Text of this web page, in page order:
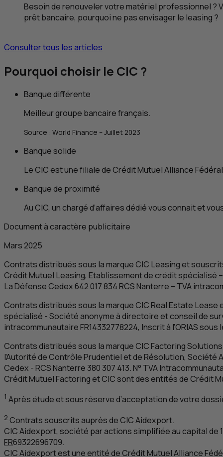
Besoin de renouveler votre matériel professionnel ?
prêt bancaire, pourquoi ne pas envisager le leasing ?
Consulter tous les articles
Pourquoi choisir le CIC ?
Banque différente
Meilleur groupe bancaire français.
Source : World Finance – Juillet 2023
Banque solide
LeCICest une filiale de Crédit Mutuel Alliance
Banque de proximité
AuCIC, un chargé d’affaires dédié vous connait et
Document à caractère publicitaire
Mars 2025
Contrats distribués sous la marqueCIC Leasing et
Crédit Mutuel Leasing, Etablissement de crédit spécialisé
La Défense Cedex 642 017 834RCSNanterre – TVA
Contrats distribués sous la marqueCICReal Estate Lease
spécialisé - Société anonyme à directoire et conseil de
intracommunautaire FR14332778224, Inscrit à l’ORIASsous
Contrats distribués sous la marqueCICFactoring
l’Autorité de Contrôle Prudentiel et de Résolution, Société
Cedex -RCSNanterre 380 307 413. N° TVA
Crédit Mutuel Factoring etCICsont des entités de Crédit
1 Après étude et sous réserve d’acceptation de votre
2 Contrats souscrits auprès deCICAidexport.
CICAidexport, société par actions simplifiée au capital de
FR69322696709.
CICAidexport est une entité de Crédit Mutuel Alliance